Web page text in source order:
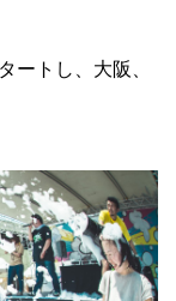
ートし、大阪、